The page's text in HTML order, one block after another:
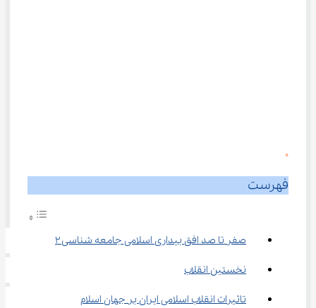
0
فهرست
صفر تا صد افق بیداری اسلامی جامعه شناسی ۲
نخستین انقلاب
تاثیرات انقلاب اسلامی ایران بر جهان اسلام